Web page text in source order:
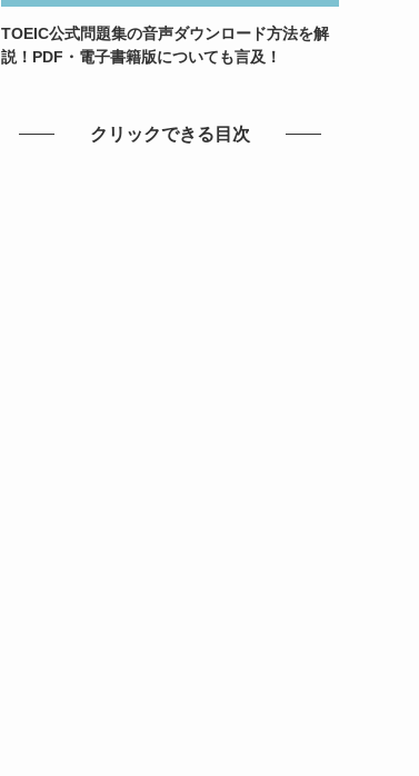
TOEIC公式問題集の音声ダウンロード方法を解
説！PDF・電子書籍版についても言及！
クリックできる目次